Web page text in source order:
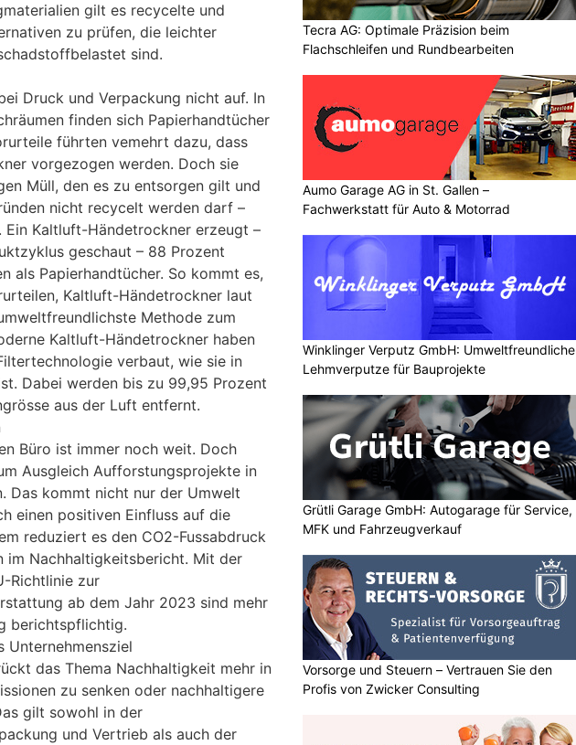
gilt es recycelte und
zu prüfen, die leichter
sind.
Druck und Verpackung nicht auf. In
finden sich Papierhandtücher
führten vemehrt dazu, dass
vorgezogen werden. Doch sie
Müll, den es zu entsorgen gilt und
nicht recycelt werden darf –
Kaltluft-Händetrockner erzeugt –
geschaut – 88 Prozent
als Papierhandtücher. So kommt es,
Kaltluft-Händetrockner laut
Methode zum
Kaltluft-Händetrockner haben
verbaut, wie sie in
Dabei werden bis zu 99,95 Prozent
aus der Luft entfernt.
Büro ist immer noch weit. Doch
Ausgleich Aufforstungsprojekte in
Das kommt nicht nur der Umwelt
einen positiven Einfluss auf die
reduziert es den CO2-Fussabdruck
im Nachhaltigkeitsbericht. Mit der
Richtlinie zur
ab dem Jahr 2023 sind mehr
berichtspflichtig.
Unternehmensziel
das Thema Nachhaltigkeit mehr in
zu senken oder nachhaltigere
gilt sowohl in der
und Vertrieb als auch der
Tecra AG: Optimale Präzision beim
Flachschleifen und Rundbearbeiten
Aumo Garage AG in St. Gallen –
Fachwerkstatt für Auto & Motorrad
Winklinger Verputz GmbH: Umweltfreundliche
Lehmverputze für Bauprojekte
Grütli Garage GmbH: Autogarage für Service,
MFK und Fahrzeugverkauf
Vorsorge und Steuern – Vertrauen Sie den
Profis von Zwicker Consulting